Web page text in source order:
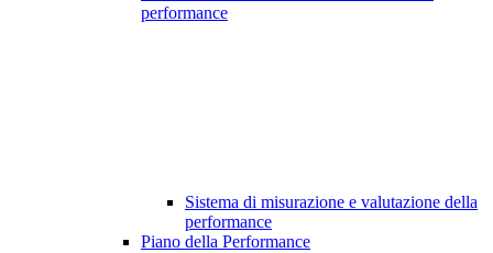
performance
Sistema di misurazione e valutazione della
performance
Piano della Performance